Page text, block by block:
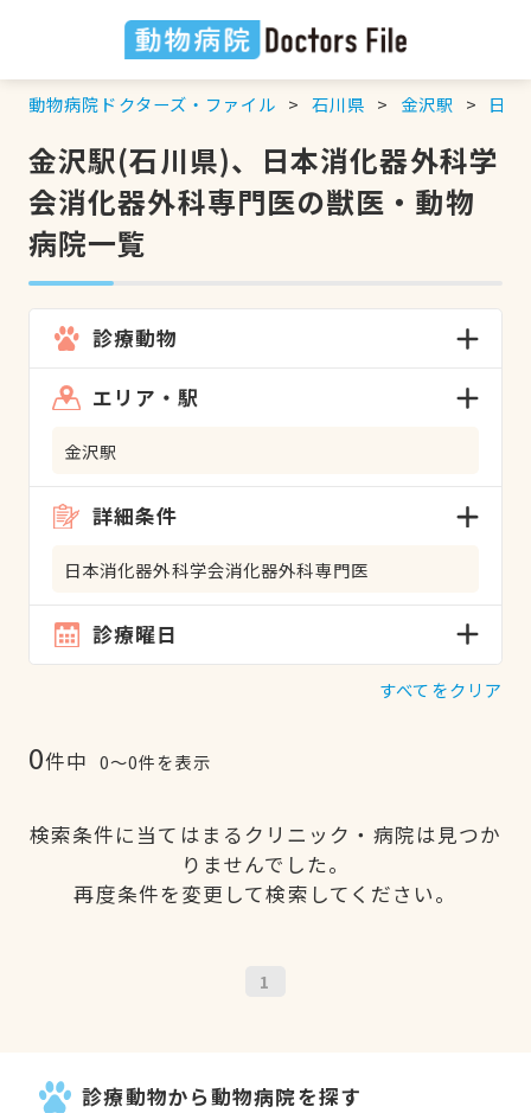
動物病院ドクターズ・ファイル 石川県 金沢駅 日本
金沢駅(石川県)、日本消化器外科学
会消化器外科専門医の獣医・動物
病院一覧
診療動物
エリア・駅
金沢駅
詳細条件
日本消化器外科学会消化器外科専門医
診療曜日
すべてをクリア
0件中 0〜0件を表示
検索条件に当てはまるクリニック・病院は見つか
りませんでした。
再度条件を変更して検索してください。
1
診療動物から動物病院を探す